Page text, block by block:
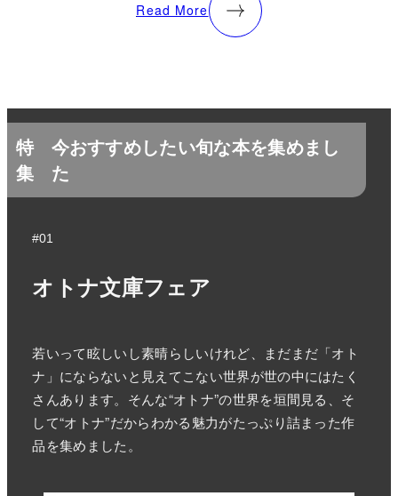
Read More
特
集
今おすすめしたい旬な本を集めまし
た
#01
オトナ文庫フェア
若いって眩しいし素晴らしいけれど、まだまだ「オト
ナ」にならないと見えてこない世界が世の中にはたく
さんあります。そんな“オトナ”の世界を垣間見る、そ
して“オトナ”だからわかる魅力がたっぷり詰まった作
品を集めました。